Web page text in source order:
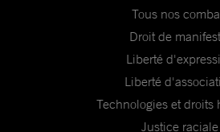
Tous nos
Droit de
Liberté
Liberté
Technologies et droits
Justice raciale